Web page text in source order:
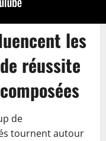
les
réussite
de
tournent autour